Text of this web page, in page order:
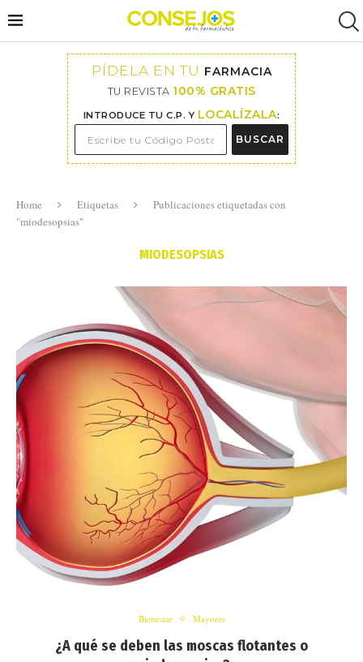
PÍDELA EN TU FARMACIA
TU REVISTA 100% GRATIS
INTRODUCE TU C.P. Y LOCALÍZALA:
BUSCAR
Home Etiquetas
Publicaciones etiquetadas con
"miodesopsias"
MIODESOPSIAS
Bienestar Mayores
¿A qué se deben las moscas flotantes o